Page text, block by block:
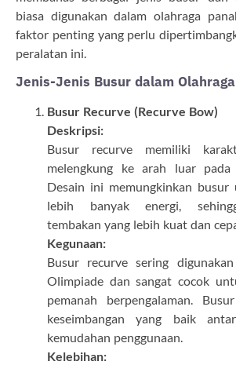
biasa digunakan dalam olahraga
faktor penting yang perlu
peralatan ini.
Jenis-Jenis Busur dalam
Busur Recurve (Recurve Bow)
Deskripsi:
Busur recurve memiliki
melengkung ke arah luar pada
Desain ini memungkinkan busur
lebih banyak energi,
tembakan yang lebih kuat dan
Kegunaan:
Busur recurve sering
Olimpiade dan sangat cocok
pemanah berpengalaman.
keseimbangan yang baik
kemudahan penggunaan.
Kelebihan: